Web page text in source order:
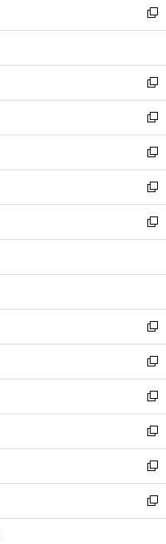
く
で
開
ド
ウ
開
く
ィ
ン
ウ
で
開
く
い
ウ
ン
ド
ウ
で
開
く
新
し
ウ
ィ
ン
ド
ウ
で
開
く
新
し
い
ウ
ィ
ン
ド
ウ
で
開
新
し
い
ウ
ィ
ン
ド
ウ
開
新
し
い
ウ
ィ
ン
ウ
開
く
新
し
い
ウ
ン
ウ
で
開
く
新
し
ウ
ン
ド
ウ
で
開
く
新
し
い
ウ
ィ
ン
ド
ウ
で
開
く
新
し
い
ウ
ィ
ン
ド
ウ
で
開
新
し
い
ウ
ィ
ン
ド
ウ
新
し
い
ウ
ィ
ン
新
し
い
ウ
新
し